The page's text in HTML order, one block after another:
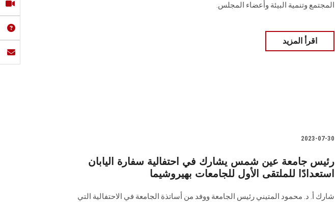
المجتمع وتنمية البيئة وأعضاء المجلس.
اقرأ المزيد
2023-07-30
رئيس جامعة عين شمس يشارك في احتفالية سفارة اليابان
استعدادًا للملتقى الأول للجامعات بهيروشيما
شارك أ. د. محمود المتيني رئيس الجامعة ووفد من أساتذة الجامعة في الاحتفالية التي